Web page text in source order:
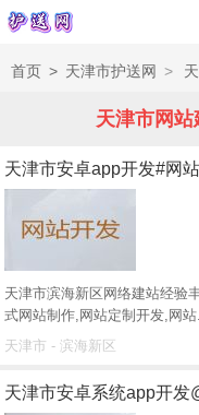
首页 > 天津市护送网 >
天津市网
天津市安卓app开发#网
天津市滨海新区网络建站经验
式网站制作,网站定制开发,网
天津市 - 滨海新区
天津市安卓系统app开发